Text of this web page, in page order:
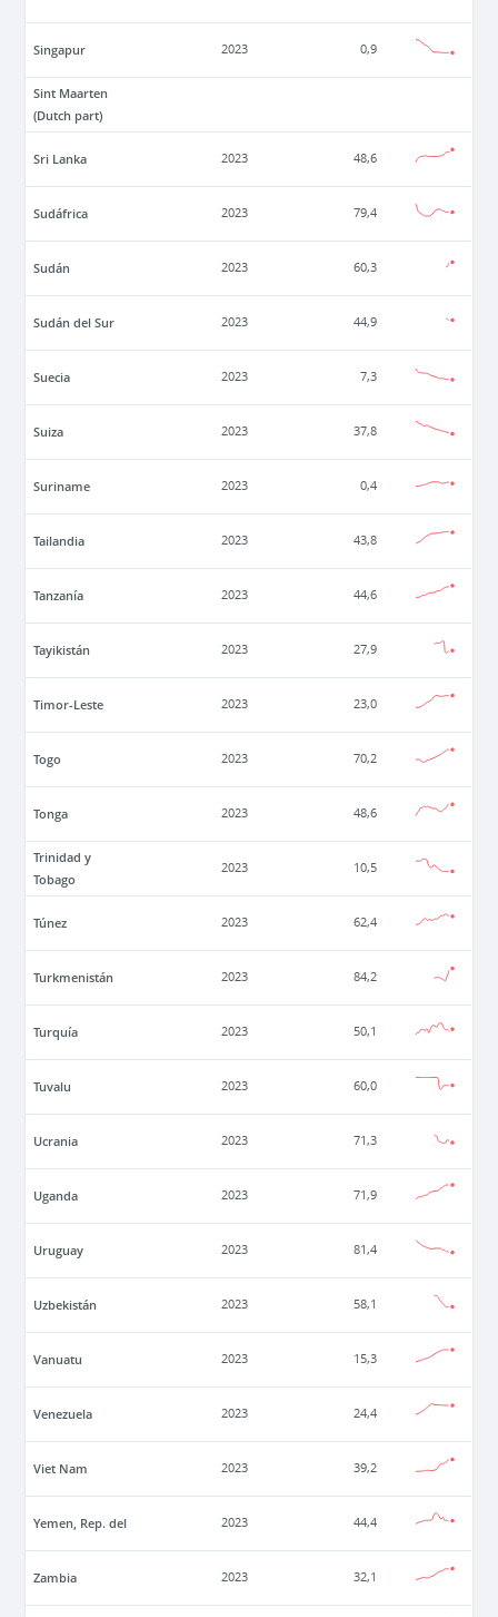
Singapur 2023 0,9
Sint Maarten
(Dutch part)
Sri Lanka 2023 48,6
Sudáfrica 2023 79,4
Sudán 2023 60,3
Sudán del Sur 2023 44,9
Suecia 2023 7,3
Suiza 2023 37,8
Suriname 2023 0,4
Tailandia 2023 43,8
Tanzanía 2023 44,6
Tayikistán 2023 27,9
Timor-Leste 2023 23,0
Togo 2023 70,2
Tonga 2023 48,6
Trinidad y
Tobago
2023 10,5
Túnez 2023 62,4
Turkmenistán 2023 84,2
Turquía 2023 50,1
Tuvalu 2023 60,0
Ucrania 2023 71,3
Uganda 2023 71,9
Uruguay 2023 81,4
Uzbekistán 2023 58,1
Vanuatu 2023 15,3
Venezuela 2023 24,4
Viet Nam 2023 39,2
Yemen, Rep. del 2023 44,4
Zambia 2023 32,1